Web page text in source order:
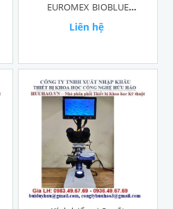
EUROMEX BIOBLUE
BB.4260
Liên hệ